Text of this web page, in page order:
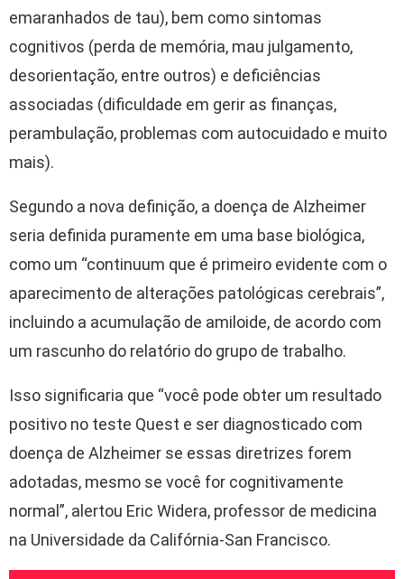
emaranhados de tau), bem como sintomas
cognitivos (perda de memória, mau julgamento,
desorientação, entre outros) e deficiências
associadas (dificuldade em gerir as finanças,
perambulação, problemas com autocuidado e muito
mais).
Segundo a nova definição, a doença de Alzheimer
seria definida puramente em uma base biológica,
como um “continuum que é primeiro evidente com o
aparecimento de alterações patológicas cerebrais”,
incluindo a acumulação de amiloide, de acordo com
um rascunho do relatório do grupo de trabalho.
Isso significaria que “você pode obter um resultado
positivo no teste Quest e ser diagnosticado com
doença de Alzheimer se essas diretrizes forem
adotadas, mesmo se você for cognitivamente
normal”, alertou Eric Widera, professor de medicina
na Universidade da Califórnia-San Francisco.